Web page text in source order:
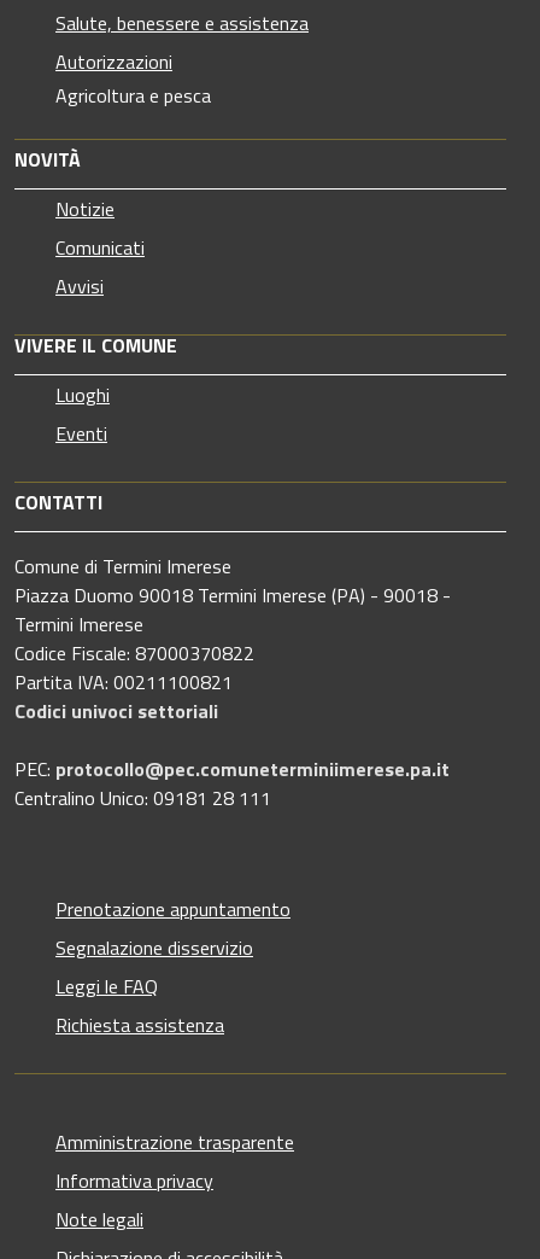
Salute, benessere e assistenza
Autorizzazioni
Agricoltura e pesca
NOVITÀ
Notizie
Comunicati
Avvisi
VIVERE IL COMUNE
Luoghi
Eventi
CONTATTI
Comune di Termini Imerese
Piazza Duomo 90018 Termini Imerese (PA) - 90018 -
Termini Imerese
Codice Fiscale: 87000370822
Partita IVA: 00211100821
Codici univoci settoriali
PEC: protocollo@pec.comuneterminiimerese.pa.it
Centralino Unico: 09181 28 111
Prenotazione appuntamento
Segnalazione disservizio
Leggi le FAQ
Richiesta assistenza
Amministrazione trasparente
Informativa privacy
Note legali